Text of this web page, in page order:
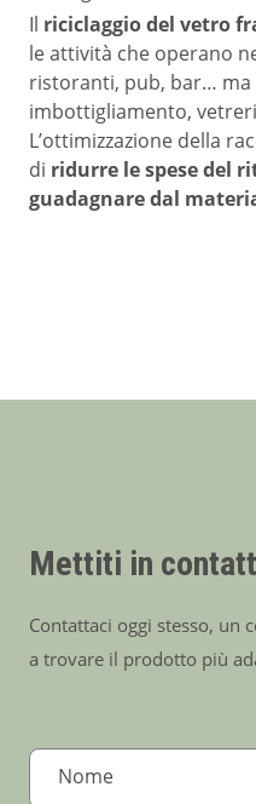
Il riciclaggio del vetro
le attività che operano
ristoranti, pub, bar… ma
imbottigliamento,
L’ottimizzazione della
di ridurre le spese del
guadagnare dal
Mettiti in
Contattaci oggi stesso, un
a trovare il prodotto più